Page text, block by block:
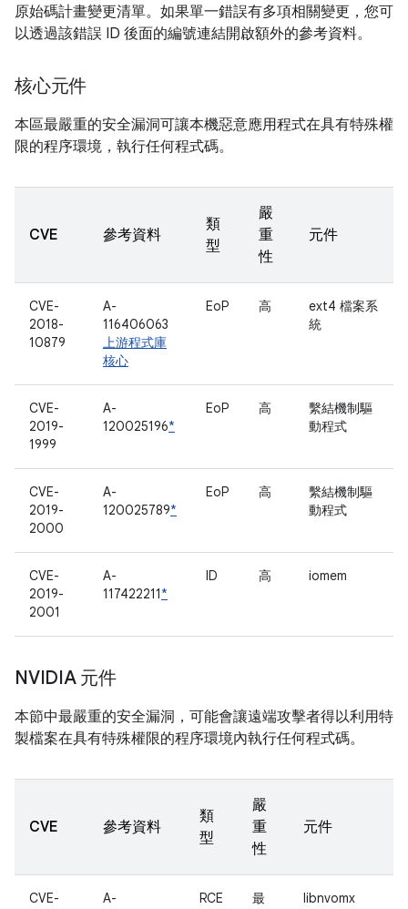
原始碼計畫變更清單。如果單一錯誤有多項相關變更，您可
以透過該錯誤 ID 後面的編號連結開啟額外的參考資料。
核心元件
本區最嚴重的安全漏洞可讓本機惡意應用程式在具有特殊權
限的程序環境，執行任何程式碼。
CVE 參考資料
類
型
嚴
重
性
元件
CVE-
2018-
10879
A-
116406063
上游程式庫
核心
EoP 高
ext4 檔案系
統
CVE-
2019-
1999
A-
120025196*
EoP 高
繫結機制驅
動程式
CVE-
2019-
2000
A-
120025789*
EoP 高
繫結機制驅
動程式
CVE-
2019-
2001
A-
117422211*
ID 高 iomem
NVIDIA 元件
本節中最嚴重的安全漏洞，可能會讓遠端攻擊者得以利用特
製檔案在具有特殊權限的程序環境內執行任何程式碼。
CVE 參考資料
類
型
嚴
重
性
元件
CVE-
A-
RCE
最
libnvomx